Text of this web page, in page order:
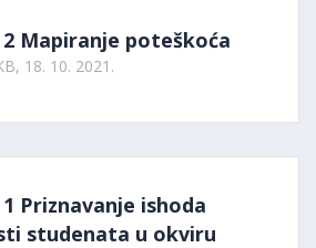
Mapiranje poteškoća
18. 10. 2021.
Priznavanje ishoda
studenata u okviru